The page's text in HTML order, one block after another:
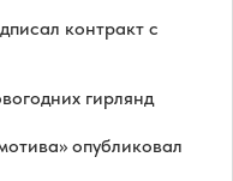
контракт с
гирлянд
опубликовал